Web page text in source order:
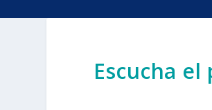
Escucha